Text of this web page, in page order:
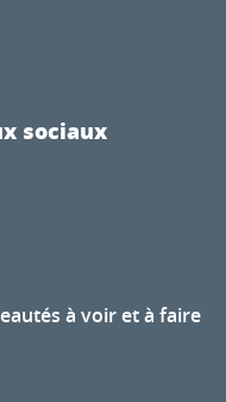
sociaux
à voir et à faire